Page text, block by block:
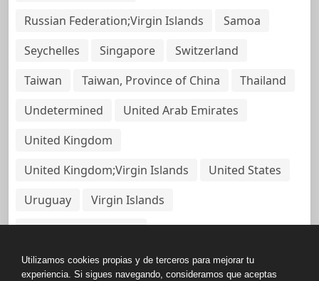
Russian Federation;Virgin Islands
Samoa
Seychelles
Singapore
Switzerland
Taiwan
Taiwan, Province of China
Thailand
Undetermined
United Arab Emirates
United Kingdom
United Kingdom;Virgin Islands
United States
Uruguay
Virgin Islands
Virgin Islands, British
Utilizamos cookies propias y de terceros para mejorar tu
experiencia. Si sigues navegando, consideramos que aceptas